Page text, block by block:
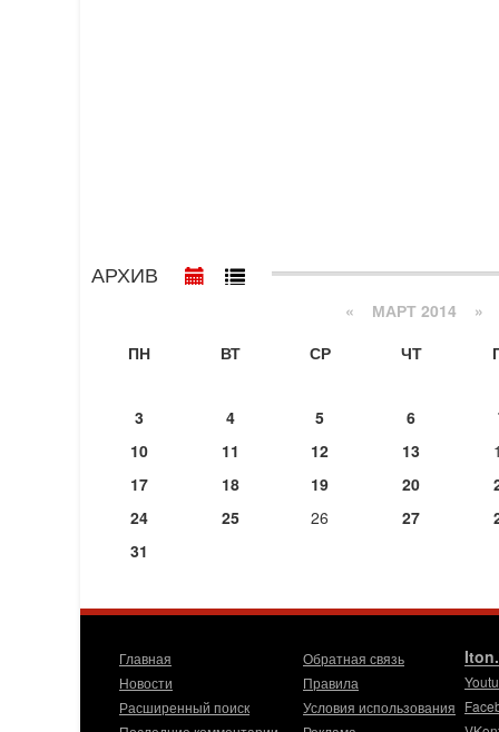
АРХИВ
« МАРТ 2014 »
ПН
ВТ СР ЧТ
3
4 5 6
10
11 12 13
17
18 19 20
24
25 26 27
31
Главная
Новости
Расширенный поиск
Обратная связь
Правила
Условия использования